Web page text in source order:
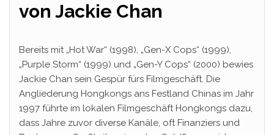
von Jackie Chan
Bereits mit „Hot War“ (1998), „Gen-X Cops“ (1999),
„Purple Storm“ (1999) und „Gen-Y Cops“ (2000) bewies
Jackie Chan sein Gespür fürs Filmgeschäft. Die
Angliederung Hongkongs ans Festland Chinas im Jahr
1997 führte im lokalen Filmgeschäft Hongkongs dazu,
dass Jahre zuvor diverse Kanäle, oft Finanziers und